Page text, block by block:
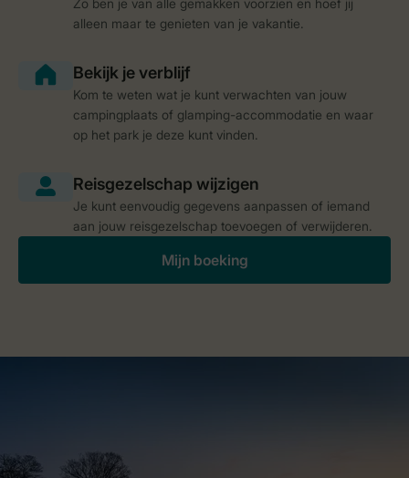
Zo ben je van alle gemakken voorzien en hoef jij
alleen maar te genieten van je vakantie.
Kom te weten wat je kunt verwachten van jouw
campingplaats of glamping-accommodatie en waar
op het park je deze kunt vinden.
Je kunt eenvoudig gegevens aanpassen of iemand
aan jouw reisgezelschap toevoegen of verwijderen.
Mijn boeking